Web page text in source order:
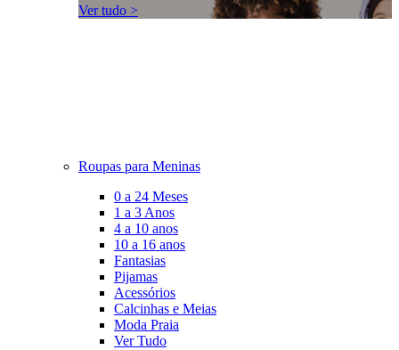
Ver tudo >
Roupas para Meninas
0 a 24 Meses
1 a 3 Anos
4 a 10 anos
10 a 16 anos
Fantasias
Pijamas
Acessórios
Calcinhas e Meias
Moda Praia
Ver Tudo